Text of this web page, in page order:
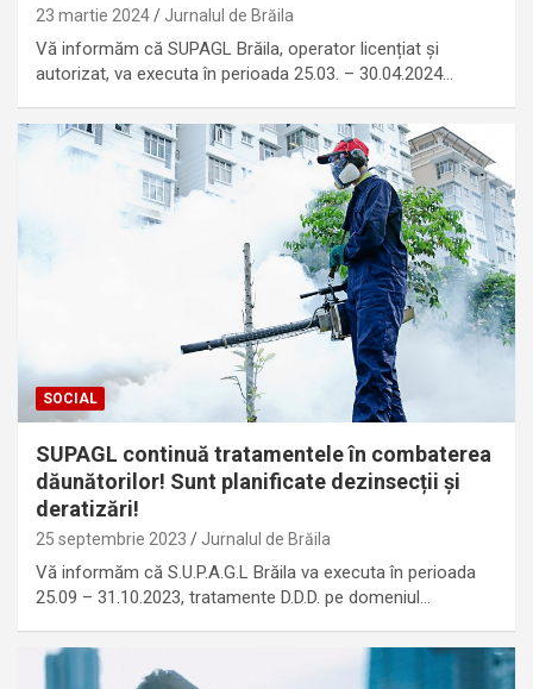
23 martie 2024 Jurnalul de Brăila
Vă informăm că SUPAGL Brăila, operator licențiat și
autorizat, va executa în perioada 25.03. – 30.04.2024…
SOCIAL
SUPAGL continuă tratamentele în combaterea
dăunătorilor! Sunt planificate dezinsecții și
deratizări!
25 septembrie 2023 Jurnalul de Brăila
Vă informăm că S.U.P.A.G.L Brăila va executa în perioada
25.09 – 31.10.2023, tratamente D.D.D. pe domeniul…